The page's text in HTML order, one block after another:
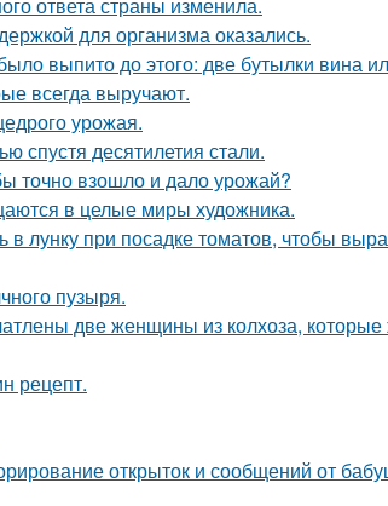
для организма оказались.
выпито до этого: две бутылки вина
всегда выручают.
урожая.
спустя десятилетия стали.
точно взошло и дало урожай?
в целые миры художника.
лунку при посадке томатов, чтобы
пузыря.
две женщины из колхоза, которые
рецепт.
открыток и сообщений от